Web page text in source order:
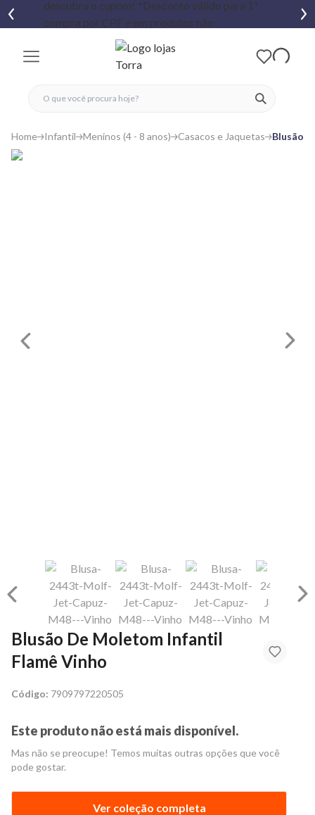
ver
fechar menu
fechar menu
favoritos
Home Infantil Meninos (4 - 8 anos) Casacos e Jaquetas Blusão
Blusão De Moletom Infantil
Flamê Vinho
Código: 7909797220505
Este produto não está mais disponível.
Mas não se preocupe! Temos muitas outras opções que você
pode gostar.
Ver coleção completa